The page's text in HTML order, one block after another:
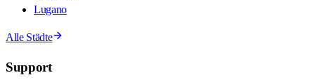
Lugano
Alle Städte
Support